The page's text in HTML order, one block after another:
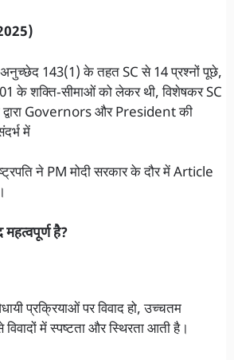
ने अनुच्छेद 143(1) के तहत SC से 14 प्रश्नों पूछे,
के शक्ति‑सीमाओं को लेकर थी, विशेषकर SC
Governors और President की
में
ने PM मोदी सरकार के दौर में Article
है?
प्रक्रियाओं पर विवाद हो, उच्चतम
में स्पष्टता और स्थिरता आती है।